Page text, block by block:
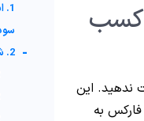
– کسب
50 پیپ” را از دست ندهید. این
در فارکس به
سود در
2. شرایط استفاده از استراتژی فارکس روزانه 50 پیپ -